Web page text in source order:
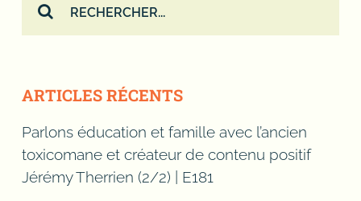
ARTICLES RÉCENTS
Parlons éducation et famille avec l’ancien
toxicomane et créateur de contenu positif
Jérémy Therrien (2/2) | E181